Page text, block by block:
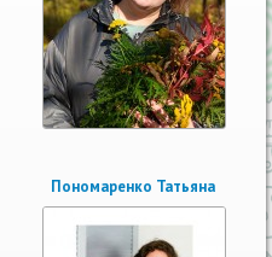
Пономаренко Татьяна